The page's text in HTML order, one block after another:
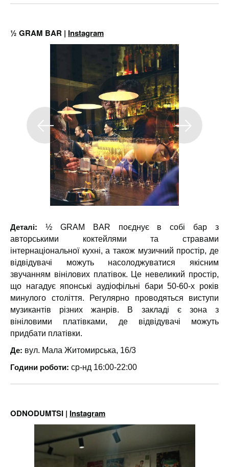
½ GRAM BAR | Instagram
Деталі:
½ GRAM BAR поєднує в собі бар з
авторськими коктейлями та стравами
інтернаціональної кухні, а також музичний простір, де
відвідувачі можуть насолоджуватися якісним
звучанням вінілових платівок. Це невеликий простір,
що нагадує японські аудіофільні бари 50-60-х років
минулого століття. Регулярно проводяться виступи
музикантів різних жанрів. В закладі є зона з
вініловими платівками, де відвідувачі можуть
придбати платівки.
Де: вул. Мала Житомирська, 16/3
Години роботи: ср-нд 16:00-22:00
ODNODUMTSI | Instagram